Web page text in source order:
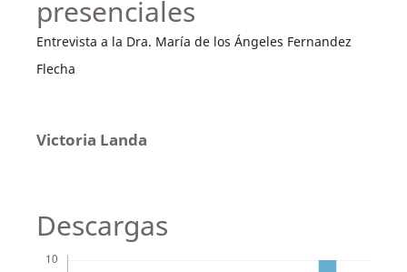
presenciales
Entrevista a la Dra. María de los Ángeles Fernandez
Flecha
Victoria Landa
Descargas